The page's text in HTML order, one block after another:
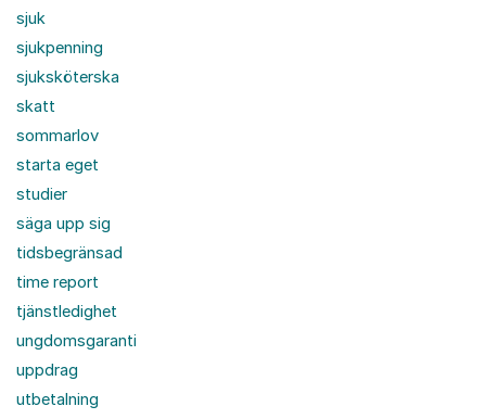
sjuk
sjukpenning
sjuksköterska
skatt
sommarlov
starta eget
studier
säga upp sig
tidsbegränsad
time report
tjänstledighet
ungdomsgaranti
uppdrag
utbetalning